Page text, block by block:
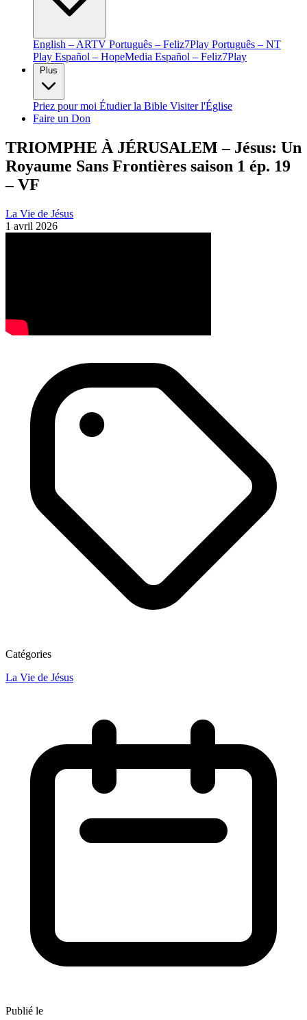
English – ARTV Português – Feliz7Play Português – NT
Play Español – HopeMedia Español – Feliz7Play
Plus
Priez pour moi Étudier la Bible Visiter l'Église
Faire un Don
TRIOMPHE À JÉRUSALEM – Jésus: Un
Royaume Sans Frontières saison 1 ép. 19
– VF
La Vie de Jésus
1 avril 2026
Catégories
La Vie de Jésus
Publié le